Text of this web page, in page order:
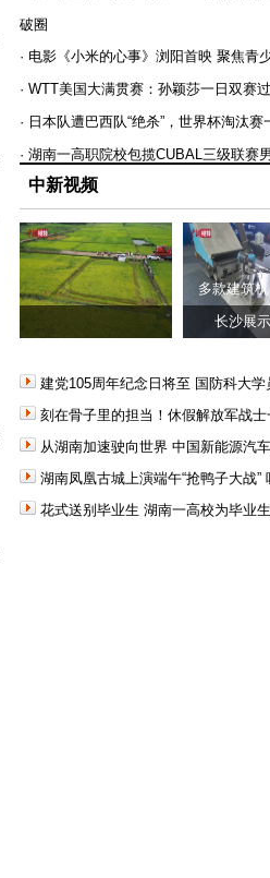
破圈
· 电影《小米的心事》浏阳首映 聚焦青
· WTT美国大满贯赛：孙颖莎一日双赛
· 日本队遭巴西队“绝杀”，世界杯淘汰赛
· 湖南一高职院校包揽CUBAL三级联赛
中新视频
多款建筑
长沙展
建党105周年纪念日将至 国防科大学
刻在骨子里的担当！休假解放军战士
从湖南加速驶向世界 中国新能源汽
湖南凤凰古城上演端午“抢鸭子大战
花式送别毕业生 湖南一高校为毕业